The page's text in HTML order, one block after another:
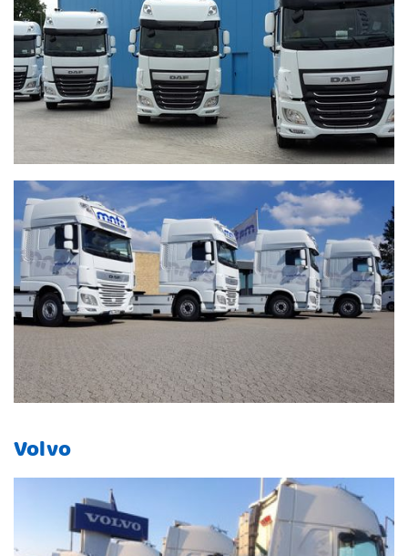
Vol­vo